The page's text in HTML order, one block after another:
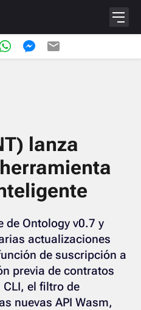
lanza
de Ontology v0.7 y
actualizaciones
de suscripción a
previa de contratos
el filtro de
nuevas API Wasm,